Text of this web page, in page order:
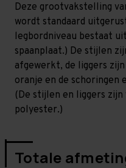
Deze grootvakstelling
wordt standaard
legbordniveau bestaat
spaanplaat.) De stijlen
afgewerkt, de liggers
oranje en de
(De stijlen en liggers
polyester.)
Totale